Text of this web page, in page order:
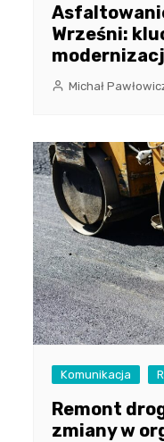
Wrześni:
Michał
Komunikacja
Remont
zmiany w